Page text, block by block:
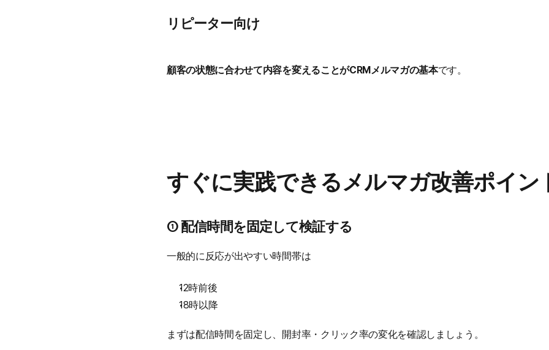
リピーター向け
顧客の状態に合わせて内容を変えることがCRMメルマガの基本です。
すぐに実践できるメルマガ改善ポイン
① 配信時間を固定して検証する
一般的に反応が出やすい時間帯は
12時前後
18時以降
まずは配信時間を固定し、開封率・クリック率の変化を確認しましょう。